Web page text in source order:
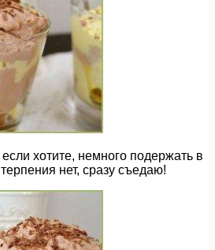
хотите, немного подержать в
нет, сразу съедаю!